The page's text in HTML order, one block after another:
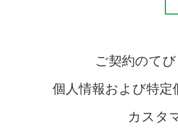
ご契約のて
個人情報および特
カスタ